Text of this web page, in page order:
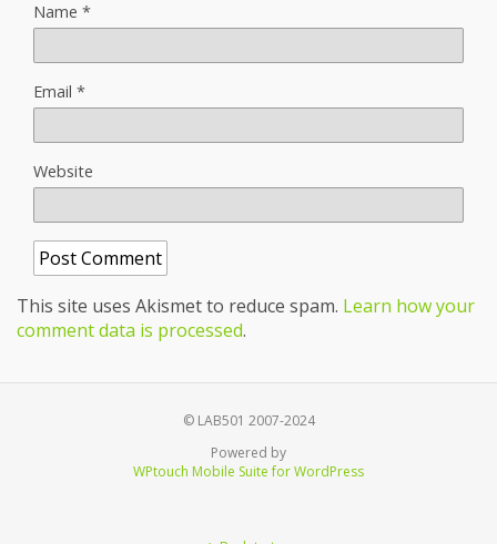
Name *
Email *
Website
This site uses Akismet to reduce spam. Learn how your
comment data is processed.
© LAB501 2007-2024
Powered by
WPtouch Mobile Suite for WordPress